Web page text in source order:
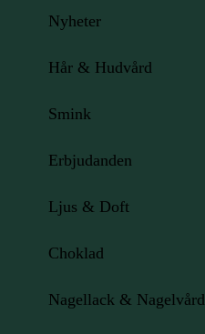
Nyheter
Hår & Hudvård
Smink
Erbjudanden
Ljus & Doft
Choklad
Nagellack & Nagelvård